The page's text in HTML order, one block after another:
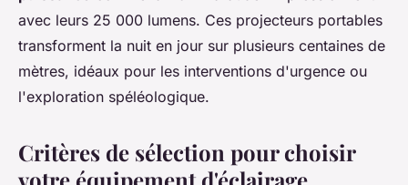
avec leurs 25 000 lumens. Ces projecteurs portables
transforment la nuit en jour sur plusieurs centaines de
mètres, idéaux pour les interventions d'urgence ou
l'exploration spéléologique.
Critères de sélection pour choisir
votre équipement d'éclairage